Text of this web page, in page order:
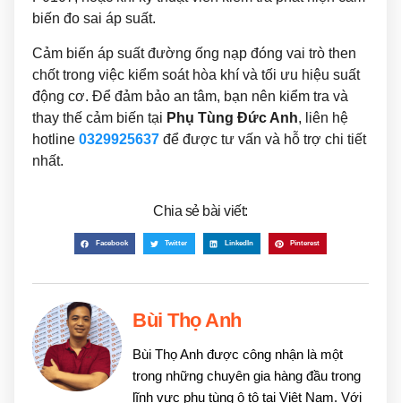
biến đo sai áp suất.
Cảm biến áp suất đường ống nạp đóng vai trò then
chốt trong việc kiểm soát hòa khí và tối ưu hiệu suất
động cơ. Để đảm bảo an tâm, bạn nên kiểm tra và
thay thế cảm biến tại Phụ Tùng Đức Anh, liên hệ
hotline 0329925637 để được tư vấn và hỗ trợ chi tiết
nhất.
Chia sẻ bài viết:
Facebook Twitter LinkedIn Pinterest
Bùi Thọ Anh
Bùi Thọ Anh được công nhận là một
trong những chuyên gia hàng đầu trong
lĩnh vực phụ tùng ô tô tại Việt Nam. Với